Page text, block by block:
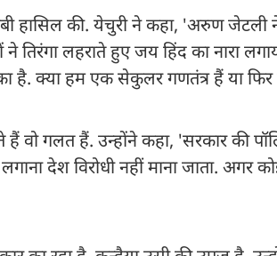
हासिल की. येचुरी ने कहा, 'अरुण जेटली
लहराते हुए जय हिंद का नारा
है. क्या हम एक सेकुलर गणतंत्र हैं या फिर
गलत हैं. उन्होंने कहा, 'सरकार की
देश विरोधी नहीं माना जाता. अगर